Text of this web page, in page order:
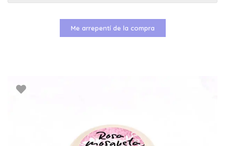
Me arrepentí de la compra